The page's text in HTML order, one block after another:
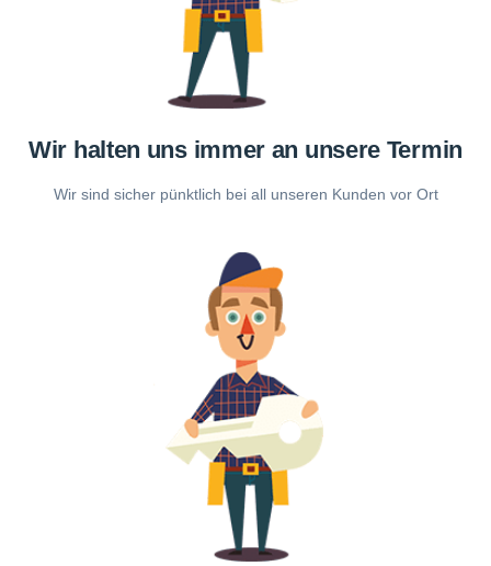
Wir halten uns immer an unsere Termin
Wir sind sicher pünktlich bei all unseren Kunden vor Ort